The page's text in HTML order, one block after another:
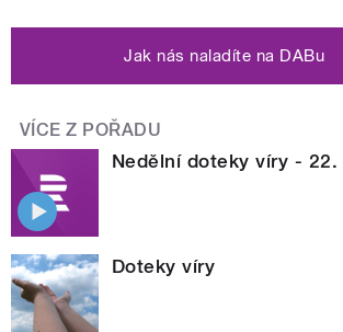
Jak nás naladíte na DABu
VÍCE Z POŘADU
Nedělní doteky víry - 22.
Doteky víry